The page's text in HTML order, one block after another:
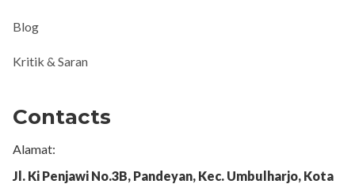
Blog
Kritik & Saran
Contacts
Alamat:
Jl. Ki Penjawi No.3B, Pandeyan, Kec. Umbulharjo, Kota